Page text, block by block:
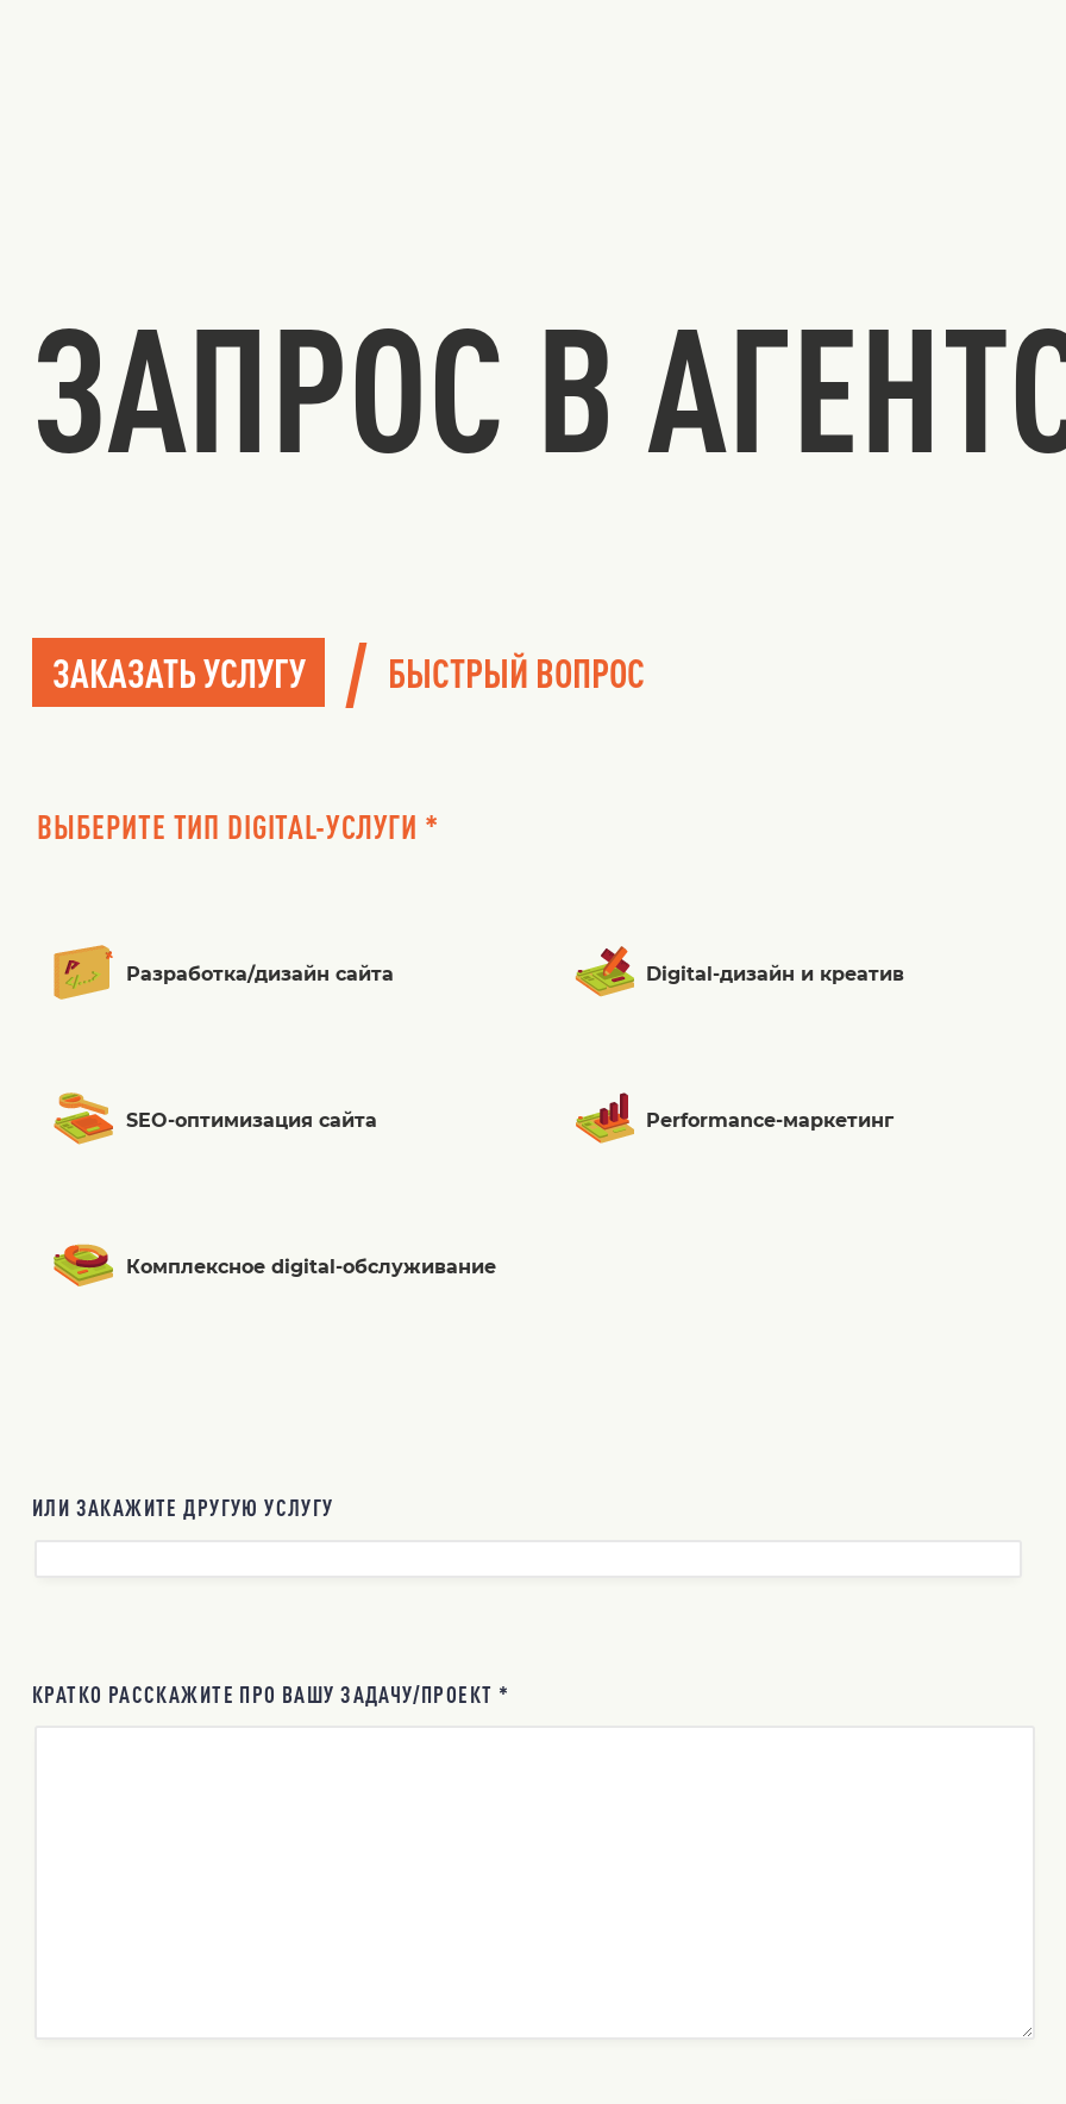
ЗАПРОС В
ЗАКАЗАТЬ УСЛУГУ / БЫСТРЫЙ ВОПРОС
ВЫБЕРИТЕ ТИП DIGITAL-УСЛУГИ *
Разработка/дизайн сайта Digital-дизайн и креатив
SEO-оптимизация сайта Performance-маркетинг
Комплексное digital-обслуживание
ИЛИ ЗАКАЖИТЕ ДРУГУЮ УСЛУГУ
КРАТКО РАССКАЖИТЕ ПРО ВАШУ ЗАДАЧУ/ПРОЕКТ *